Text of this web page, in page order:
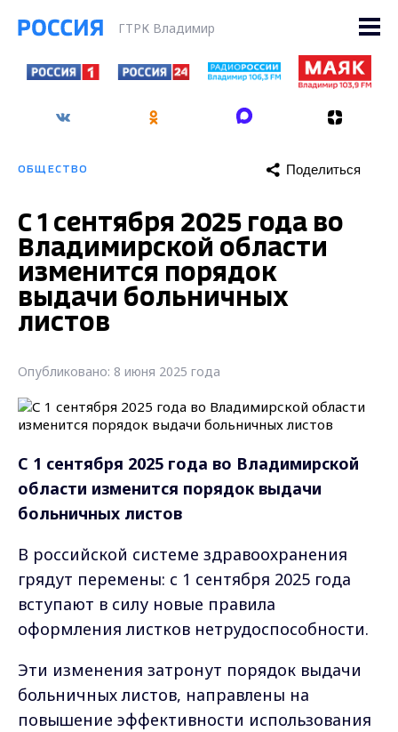
ГТРК Владимир
ОБЩЕСТВО Поделиться
С 1 сентября 2025 года во
Владимирской области
изменится порядок
выдачи больничных
листов
Опубликовано: 8 июня 2025 года
С 1 сентября 2025 года во Владимирской
области изменится порядок выдачи
больничных листов
В российской системе здравоохранения
грядут перемены: с 1 сентября 2025 года
вступают в силу новые правила
оформления листков нетрудоспособности.
Эти изменения затронут порядок выдачи
больничных листов, направлены на
повышение эффективности использования